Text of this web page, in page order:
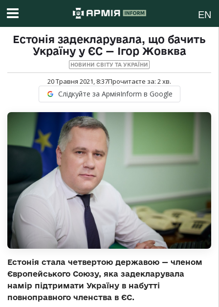
EN
Естонія задекларувала, що бачить
Україну у ЄС — Ігор Жовква
НОВИНИ СВІТУ ТА УКРАЇНИ
20 Травня 2021, 8:37Прочитаєте за: 2хв.
Слідкуйте за АрміяInform в Google
Естонія стала четвертою державою — членом
Європейського Союзу, яка задекларувала
намір підтримати Україну в набутті
повноправного членства в ЄС.